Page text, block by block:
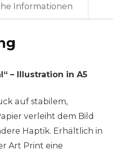
Informationen
– Illustration in A5
auf stabilem,
verleiht dem Bild
Haptik. Erhältlich in
Art Print eine